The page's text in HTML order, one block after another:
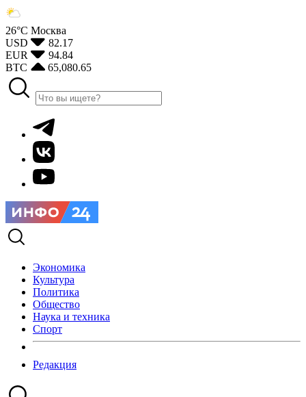
26°С Москва
USD
82.17
EUR
94.84
BTC
65,080.65
Экономика
Культура
Политика
Общество
Наука и техника
Спорт
Редакция